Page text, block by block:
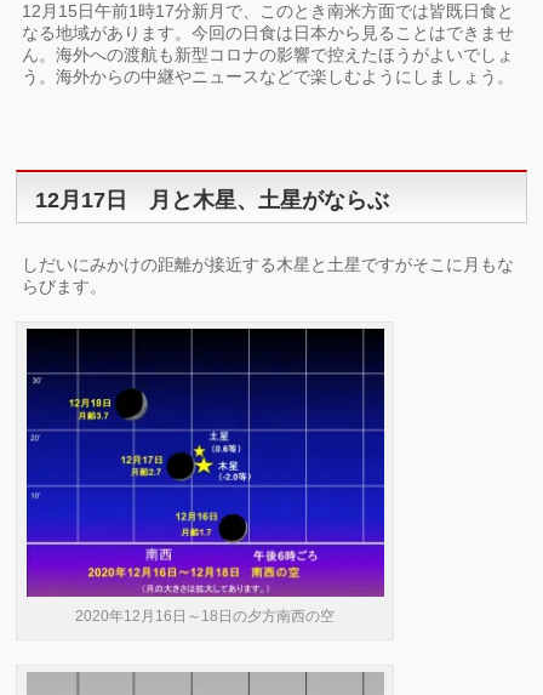
12月15日午前1時17分新月で、このとき南米方面では皆既日食と
なる地域があります。今回の日食は日本から見ることはできませ
ん。海外への渡航も新型コロナの影響で控えたほうがよいでしょ
う。海外からの中継やニュースなどで楽しむようにしましょう。
12月17日 月と木星、土星がならぶ
しだいにみかけの距離が接近する木星と土星ですがそこに月もな
らびます。
2020年12月16日～18日の夕方南西の空